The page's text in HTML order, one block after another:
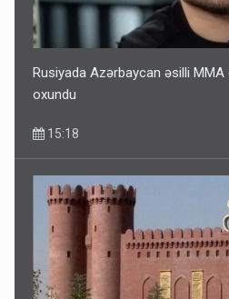
Rusiyada Azərbaycan əsilli
oxundu
15:18